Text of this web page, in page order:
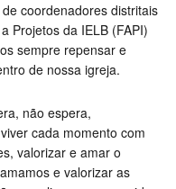
coordenadores distritais
Projetos da IELB (FAPI)
sempre repensar e
de nossa igreja.
não espera,
cada momento com
valorizar e amar o
e valorizar as